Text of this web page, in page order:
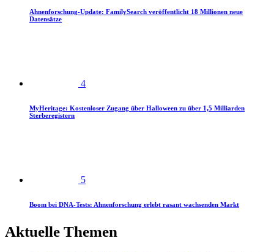
Ahnenforschung-Update: FamilySearch veröffentlicht 18 Millionen neue
Datensätze
4
MyHeritage: Kostenloser Zugang über Halloween zu über 1,5 Milliarden
Sterberegistern
5
Boom bei DNA-Tests: Ahnenforschung erlebt rasant wachsenden Markt
Aktuelle Themen